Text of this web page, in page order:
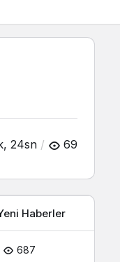
24sn 69
Haberler
687